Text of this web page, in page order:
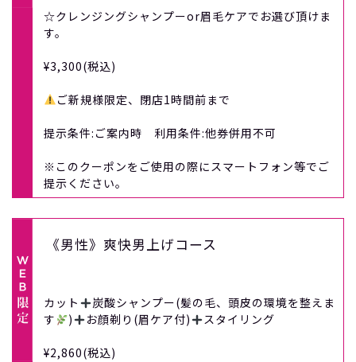
☆クレンジングシャンプーor眉毛ケアでお選び頂けま
す。
¥3,300(税込)
ご新規様限定、閉店1時間前まで
提示条件:ご案内時 利用条件:他券併用不可
※このクーポンをご使用の際にスマートフォン等でご
提示ください。
《男性》爽快男上げコース
カット
炭酸シャンプー(髪の毛、頭皮の環境を整えま
す
) お顔剃り(眉ケア付) スタイリング
¥2,860(税込)